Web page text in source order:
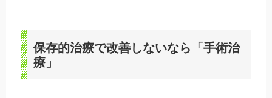
保存的治療で改善しないなら「手術治
療」